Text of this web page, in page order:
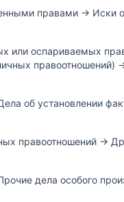
правами → Иски
или оспариваемых
об установлении
правоотношений →
дела особого